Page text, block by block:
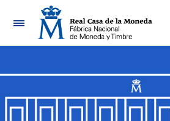
Navegació